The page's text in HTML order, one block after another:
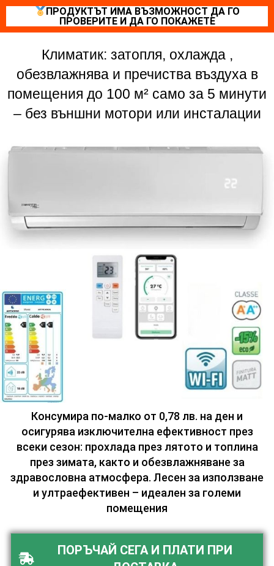
ПРОДУКТЪТ ИМА ВЪЗМОЖНОСТ ДА ГО
ПРОВЕРИТЕ И ДА ГО ПОКАЖЕТЕ
Климатик: затопля, охлажда ,
обезвлажнява и пречиства въздуха в
помещения до 100 м² само за 5 минути
– без външни мотори или инсталации
Консумира по-малко от 0,78 лв. на ден и
осигурява изключителна ефективност през
всеки сезон: прохлада през лятото и топлина
през зимата, както и обезвлажняване за
здравословна атмосфера. Лесен за използване
и ултраефективен – идеален за големи
помещения
ПОРЪЧАЙ СЕГА И ПЛАТИ ПРИ